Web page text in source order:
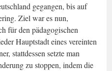
gegangen, bis auf
Ziel war es nun,
für den pädagogischen
Hauptstadt eines vereinten
stattdessen setzte man
zu stoppen, indem die